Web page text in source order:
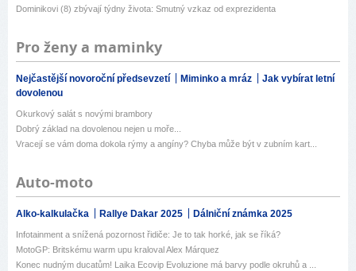
Dominikovi (8) zbývají týdny života: Smutný vzkaz od exprezidenta
Pro ženy a maminky
Nejčastější novoroční předsevzetí Miminko a mráz
Jak vybírat letní
dovolenou
Okurkový salát s novými brambory
Dobrý základ na dovolenou nejen u moře...
Vracejí se vám doma dokola rýmy a angíny? Chyba může být v zubním kart...
Auto-moto
Alko-kalkulačka Rallye Dakar 2025 Dálniční známka 2025
Infotainment a snížená pozornost řidiče: Je to tak horké, jak se říká?
MotoGP: Britskému warm upu kraloval Alex Márquez
Konec nudným ducatům! Laika Ecovip Evoluzione má barvy podle okruhů a ...